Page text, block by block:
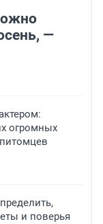
—
огромных
и поверья